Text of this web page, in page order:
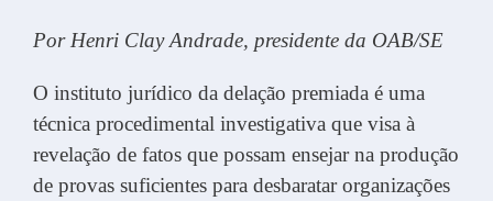
Por Henri Clay Andrade, presidente da OAB/SE
O instituto jurídico da delação premiada é uma
técnica procedimental investigativa que visa à
revelação de fatos que possam ensejar na produção
de provas suficientes para desbaratar organizações